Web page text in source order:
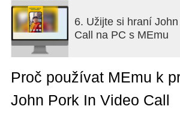
6. Užijte si hraní
Call na PC s MEmu
Proč používat MEmu k
John Pork In Video Call